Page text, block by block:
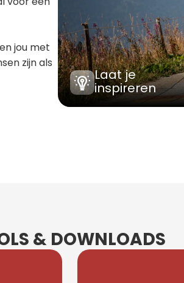
jou met
zijn als
Laat je
inspireren
& DOWNLOADS